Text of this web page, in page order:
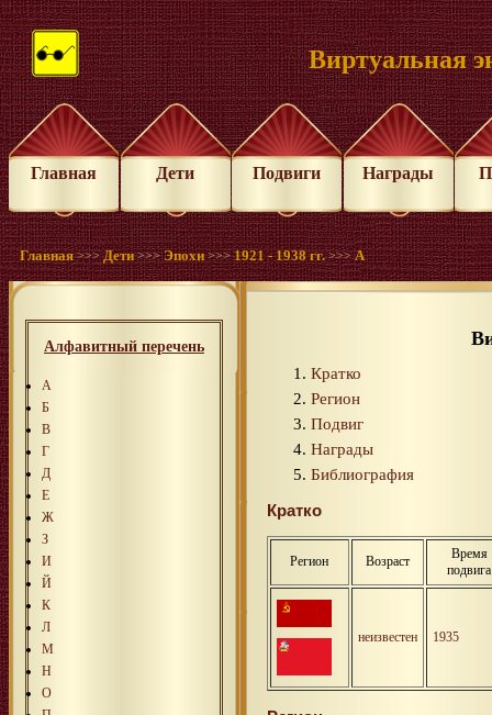
Виртуальная
Главная Дети Подвиги Награды
Главная >>>Дети >>>Эпохи >>>1921 - 1938 гг. >>>А
Алфавитный перечень
А
Б
В
Г
Д
Е
Ж
З
И
Й
К
Л
М
Н
О
Кратко
Регион
Подвиг
Награды
Библиография
Кратко
Регион Возраст
Время
подвига
неизвестен 1935